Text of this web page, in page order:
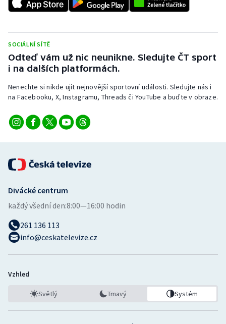
Stolní tenis
Triatlon
Veslování
Vodní slalom
Volejbal
Ostatní
SOCIÁLNÍ SÍTĚ
Odteď vám už nic neunikne. Sledujte ČT sport
i na dalších platformách.
Nenechte si nikde ujít nejnovější sportovní události. Sledujte nás i
na Facebooku, X, Instagramu, Threads či YouTube a buďte v obraze.
Divácké centrum
každý všední den:8:00—16:00 hodin
261 136 113
info@ceskatelevize.cz
Vzhled
Světlý Tmavý Systém